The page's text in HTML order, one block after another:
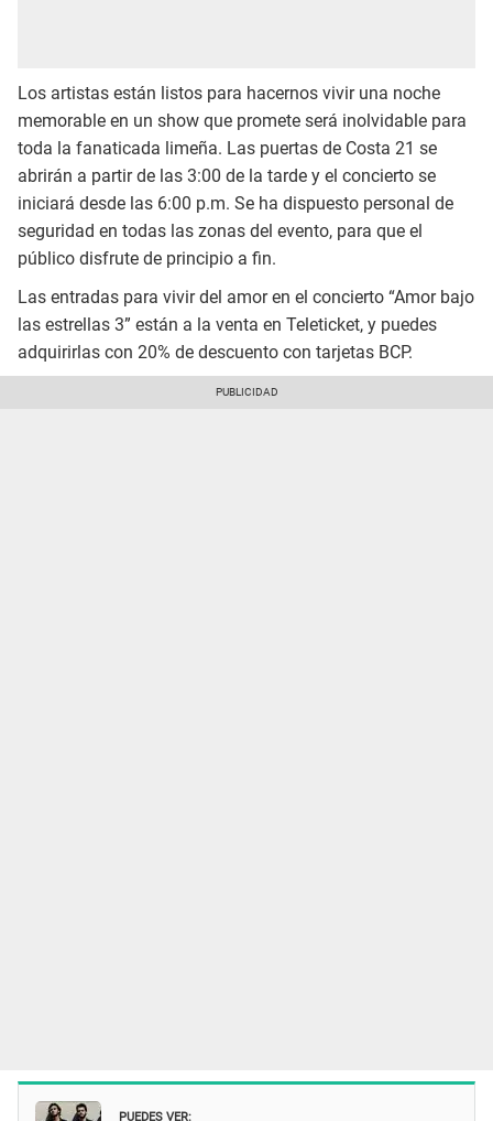
Los artistas están listos para hacernos vivir una noche
memorable en un show que promete será inolvidable para
toda la fanaticada limeña. Las puertas de Costa 21 se
abrirán a partir de las 3:00 de la tarde y el concierto se
iniciará desde las 6:00 p.m. Se ha dispuesto personal de
seguridad en todas las zonas del evento, para que el
público disfrute de principio a fin.
Las entradas para vivir del amor en el concierto “Amor bajo
las estrellas 3” están a la venta en Teleticket, y puedes
adquirirlas con 20% de descuento con tarjetas BCP.
PUEDES VER: